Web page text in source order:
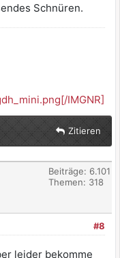
Schnüren.
IMGNR]
Zitieren
Beiträge: 6.101
Themen: 318
#8
leider bekomme